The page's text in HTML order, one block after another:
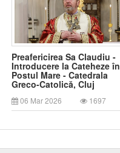
Preafericirea Sa Claudiu -
Introducere la Cateheze în
Postul Mare - Catedrala
Greco-Catolică, Cluj
06 Mar 2026 1697